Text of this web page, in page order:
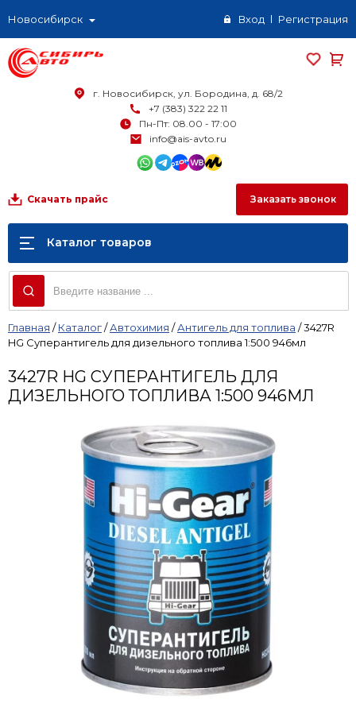
Новосибирск Вход Регистрация
г. Новосибирск, ул. Бородина, д. 68/2
+7 (383) 322 22 11
Пн-Пт: 08.00 - 17:00
info@ais-avto.ru
Заказать звонок
Скачать прайс
Каталог товаров
Главная /Каталог/Автохимия /Антигель для топлива /3427R
HG Суперантигель для дизельного топлива 1:500 946мл
3427R HG СУПЕРАНТИГЕЛЬ ДЛЯ
ДИЗЕЛЬНОГО ТОПЛИВА 1:500 946МЛ